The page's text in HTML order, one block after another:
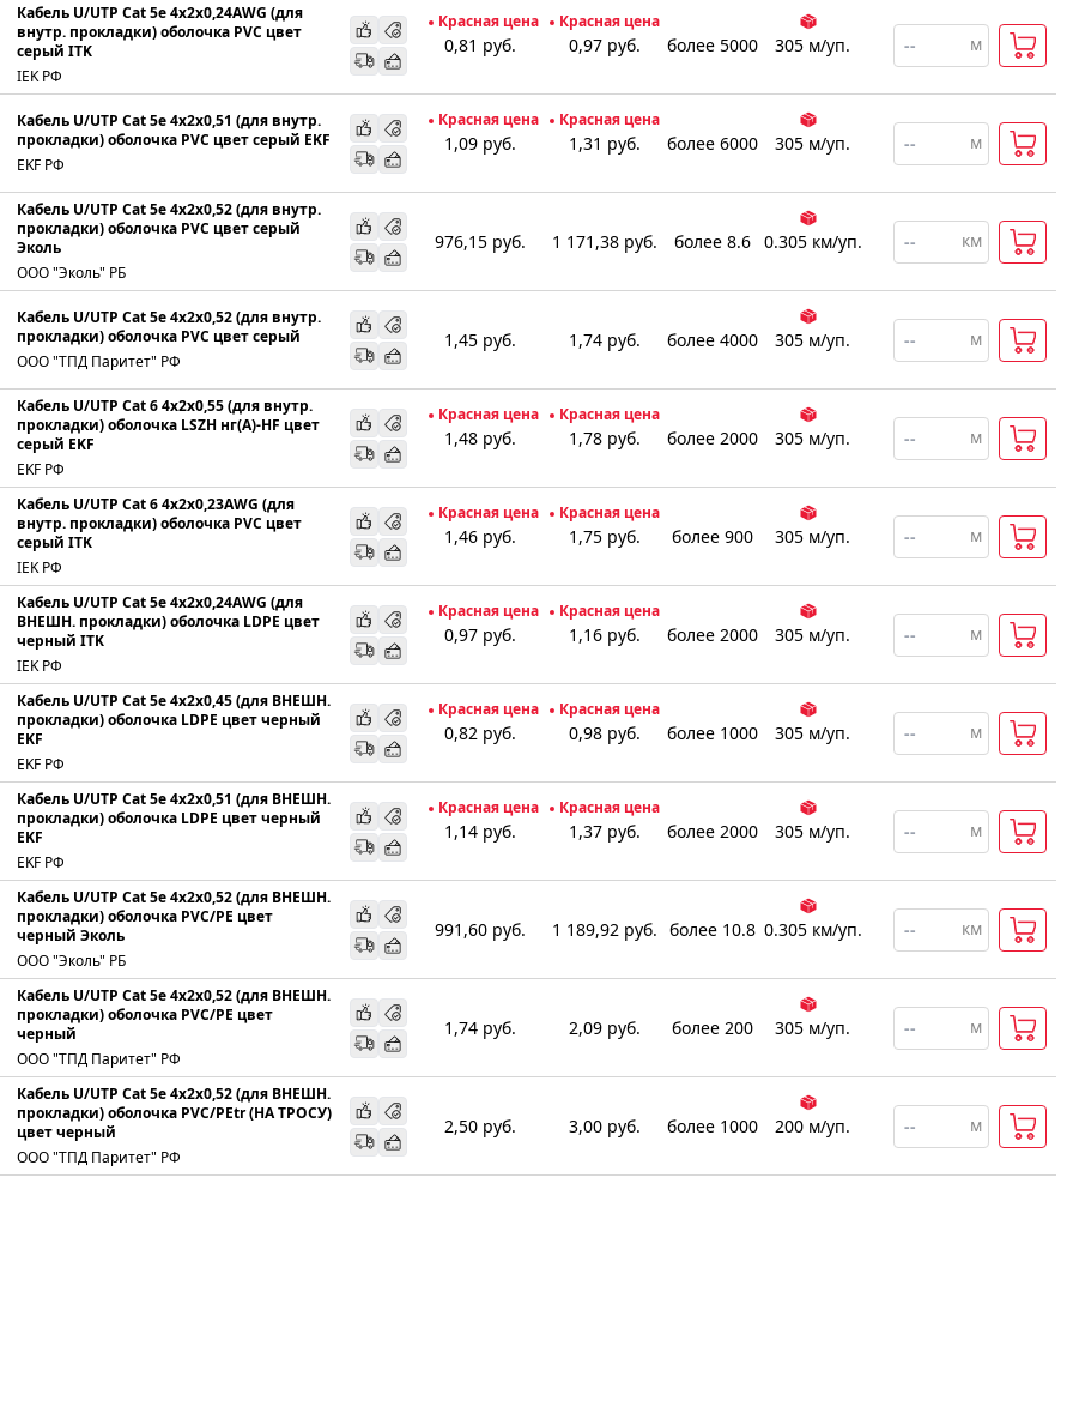
Кабель U/UTP Cat 5e 4х2х0,24AWG (для
внутр. прокладки) оболочка PVC цвет
серый ITK
IEK РФ
0,81 руб.
Красная цена
0,97 руб.
Красная цена
более 5000 305 м/уп. м
Кабель U/UTP Cat 5e 4х2х0,51 (для внутр.
прокладки) оболочка PVC цвет серый EKF
EKF РФ
1,09 руб.
Красная цена
1,31 руб.
Красная цена
более 6000 305 м/уп. м
Кабель U/UTP Cat 5e 4х2х0,52 (для внутр.
прокладки) оболочка PVC цвет серый
Эколь
ООО "Эколь" РБ
976,15 руб. 1 171,38 руб. более 8.6 0.305 км/уп. км
Кабель U/UTP Cat 5e 4х2х0,52 (для внутр.
прокладки) оболочка PVC цвет серый
ООО "ТПД Паритет" РФ
1,45 руб. 1,74 руб. более 4000 305 м/уп. м
Кабель U/UTP Cat 6 4х2х0,55 (для внутр.
прокладки) оболочка LSZH нг(А)-HF цвет
серый EKF
EKF РФ
1,48 руб.
Красная цена
1,78 руб.
Красная цена
более 2000 305 м/уп. м
Кабель U/UTP Cat 6 4х2х0,23AWG (для
внутр. прокладки) оболочка PVC цвет
серый ITK
IEK РФ
1,46 руб.
Красная цена
1,75 руб.
Красная цена
более 900 305 м/уп. м
Кабель U/UTP Cat 5e 4х2х0,24AWG (для
ВНЕШН. прокладки) оболочка LDPE цвет
черный ITK
IEK РФ
0,97 руб.
Красная цена
1,16 руб.
Красная цена
более 2000 305 м/уп. м
Кабель U/UTP Cat 5e 4х2х0,45 (для ВНЕШН.
прокладки) оболочка LDPE цвет черный
EKF
EKF РФ
0,82 руб.
Красная цена
0,98 руб.
Красная цена
более 1000 305 м/уп. м
Кабель U/UTP Cat 5e 4х2х0,51 (для ВНЕШН.
прокладки) оболочка LDPE цвет черный
EKF
EKF РФ
1,14 руб.
Красная цена
1,37 руб.
Красная цена
более 2000 305 м/уп. м
Кабель U/UTP Cat 5e 4х2х0,52 (для ВНЕШН.
прокладки) оболочка PVC/PE цвет
черный Эколь
ООО "Эколь" РБ
991,60 руб. 1 189,92 руб. более 10.8 0.305 км/уп. км
Кабель U/UTP Cat 5e 4х2х0,52 (для ВНЕШН.
прокладки) оболочка PVC/PE цвет
черный
ООО "ТПД Паритет" РФ
1,74 руб. 2,09 руб. более 200 305 м/уп. м
Кабель U/UTP Cat 5e 4х2х0,52 (для ВНЕШН.
прокладки) оболочка PVC/PEtr (НА ТРОСУ)
цвет черный
ООО "ТПД Паритет" РФ
2,50 руб. 3,00 руб. более 1000 200 м/уп. м